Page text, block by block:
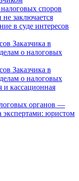
споров
заключается
в суде интересов
Заказчика в
о налоговых
Заказчика в
о налоговых
и кассационная
органов —
экспертами: юристом